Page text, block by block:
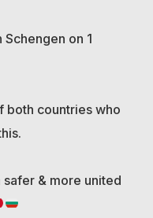
on 1
both countries who
& more united